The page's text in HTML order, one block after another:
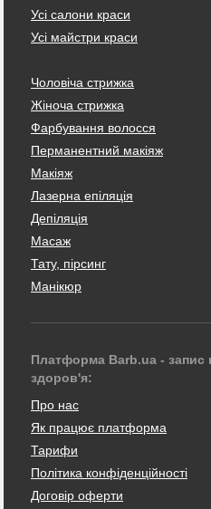
Усі салони краси
Усі майстри краси
Чоловіча стрижка
Жіноча стрижка
Фарбування волосся
Перманентний макіяж
Макіяж
Лазерна епіляція
Депіляція
Масаж
Тату, пірсинг
Манікюр
Платформа Barb.ua - запис
здоров'я:
Про нас
Як працює платформа
Тарифи
Політика конфіденційності
Договір оферти